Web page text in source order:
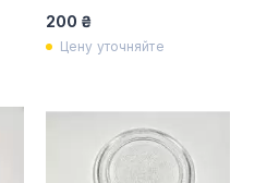
200 ₴
Цену уточняйте